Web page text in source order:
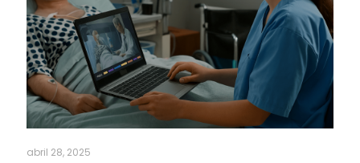
abril 28, 2025